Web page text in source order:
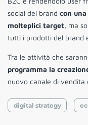
social del brand con
molteplici target, ma
tutti i prodotti del brand
Tra le attività che
programma la
nuovo canale di vendita
digital strategy